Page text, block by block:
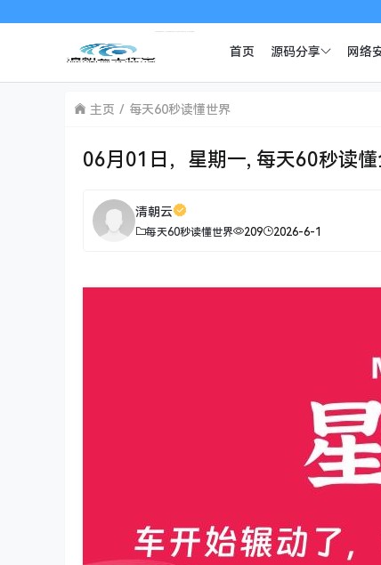
首页 源码分享 网络
主页 每天60秒读懂世界
06月01日，星期一, 每天60秒读懂
清朝云
每天60秒读懂世界 209 2026-6-1